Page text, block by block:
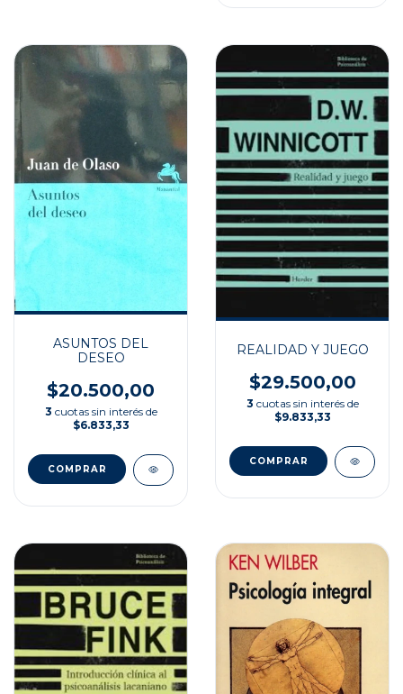
ASUNTOS DEL
DESEO
$20.500,00
3 cuotas sin interés de
$6.833,33
REALIDAD Y JUEGO
$29.500,00
3 cuotas sin interés de
$9.833,33